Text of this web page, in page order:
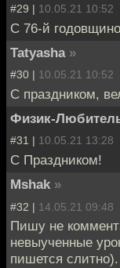
#29 | 10.05.21 10:52
С 76-й
Tatyasha »
#30 | 10.05.21 10:52
С праздником,
Физик-
#31 | 10.05.21 13:28
С Праздником!
Mshak »
#32 | 14.05.21 09:48
Пишу не
невыученные
пишется